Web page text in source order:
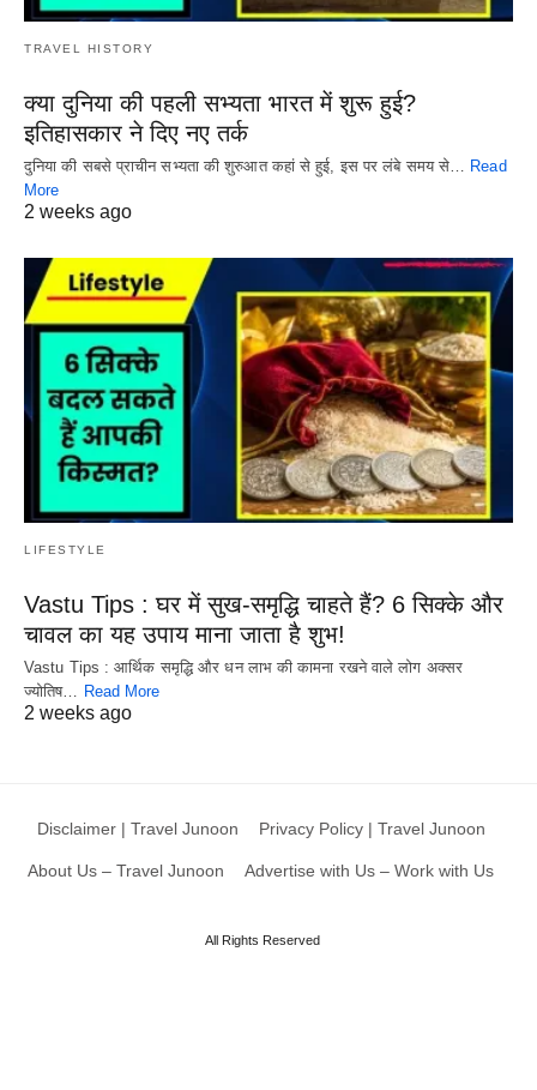
TRAVEL HISTORY
क्या दुनिया की पहली सभ्यता भारत में शुरू हुई?
इतिहासकार ने दिए नए तर्क
दुनिया की सबसे प्राचीन सभ्यता की शुरुआत कहां से हुई, इस पर लंबे समय से… Read
More
2 weeks ago
LIFESTYLE
Vastu Tips : घर में सुख-समृद्धि चाहते हैं? 6 सिक्के और
चावल का यह उपाय माना जाता है शुभ!
Vastu Tips : आर्थिक समृद्धि और धन लाभ की कामना रखने वाले लोग अक्सर
ज्योतिष… Read More
2 weeks ago
Disclaimer | Travel Junoon Privacy Policy | Travel Junoon
About Us – Travel Junoon Advertise with Us – Work with Us
All Rights Reserved